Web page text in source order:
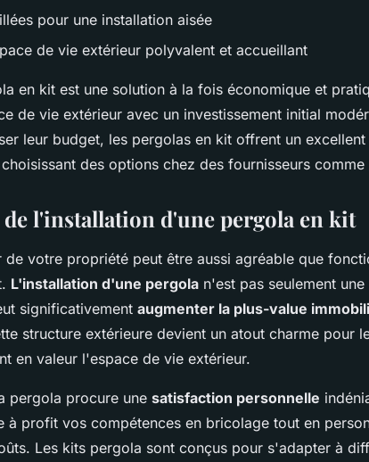
pour une installation aisée
de vie extérieur polyvalent et accueillant
en kit est une solution à la fois économique et
de vie extérieur avec un investissement initial
leur budget, les pergolas en kit offrent un
des options chez des fournisseurs comme
de l'installation d'une pergola en kit
de votre propriété peut être aussi agréable que
L'installation d'une pergola n'est pas seulement
significativement augmenter la plus-value
structure extérieure devient un atout charme pour
en valeur l'espace de vie extérieur.
pergola procure une satisfaction personnelle
à profit vos compétences en bricolage tout en
Les kits pergola sont conçus pour s'adapter à